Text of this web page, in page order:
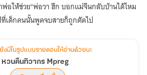
พ่อให้ช่วย"พ่อวา ฮึก บอกแม่จีนกลับบ้านได้ไหม
เด็กคนนั้นพูดจบสายก็ถูกตัดไป
งมีในรูปแบบรายตอนให้อ่านด้วยนะ
หวนคืนทิวากร Mpreg